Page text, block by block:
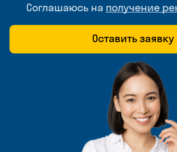
Соглашаюсь на получение
Оставить заявку